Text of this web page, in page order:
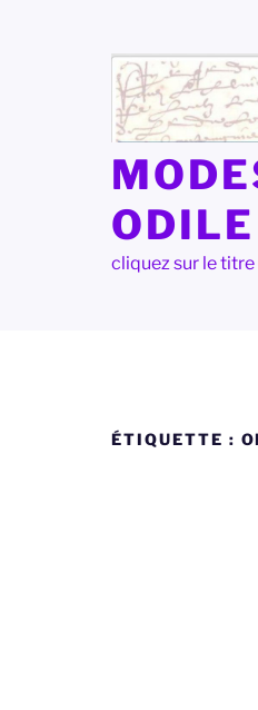
cliquez sur le
ÉTIQUETTE :